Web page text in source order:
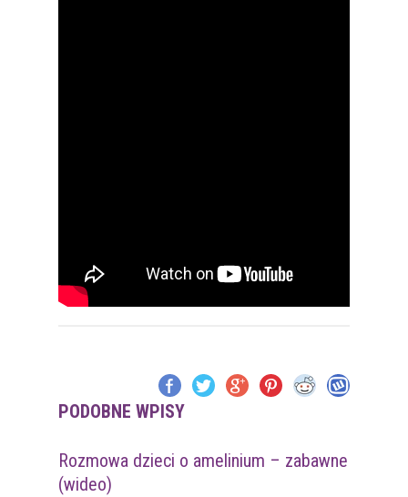
PODOBNE WPISY
Rozmowa dzieci o amelinium – zabawne
(wideo)